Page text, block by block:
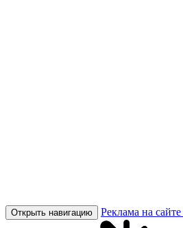
Открыть навигацию Реклама на сайте